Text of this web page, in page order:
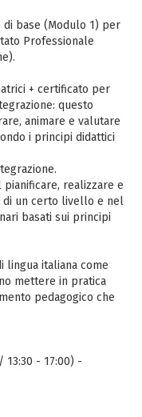
base (Modulo 1) per
Professionale
+ certificato per
questo
animare e valutare
i principi didattici
realizzare e
di un certo livello e nel
basati sui principi
lingua italiana come
mettere in pratica
pedagogico che
13:30 - 17:00) -